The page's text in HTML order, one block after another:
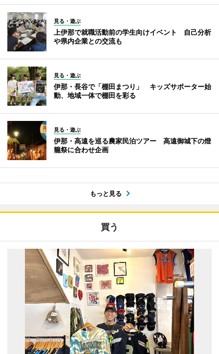
見る・遊ぶ
上伊那で就職活動前の学生向けイベント 自己分析
や県内企業との交流も
見る・遊ぶ
伊那・長谷で「棚田まつり」 キッズサポーター始
動、地域一体で棚田を彩る
見る・遊ぶ
伊那・高遠を巡る農家民泊ツアー 高遠御城下の燈
籠祭に合わせ企画
もっと見る
買う